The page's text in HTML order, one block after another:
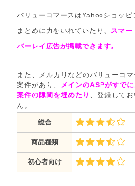
バリューコマースはYahooショッピ
まとめに力をいれていたり、 スマー
バーレイ広告が掲載できます。
また、メルカリなどのバリューコ
案件があり、
メ イ ンのASPがすで
案件の隙間を埋めたり
、登録して
ん。
総合
商品種類
初心者向け